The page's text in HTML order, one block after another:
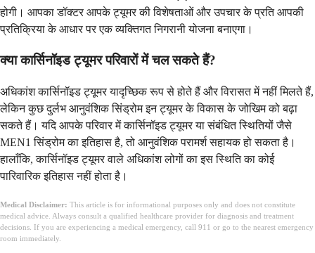
होगी। आपका डॉक्टर आपके ट्यूमर की विशेषताओं और उपचार के प्रति आपकी
प्रतिक्रिया के आधार पर एक व्यक्तिगत निगरानी योजना बनाएगा।
क्या कार्सिनॉइड ट्यूमर परिवारों में चल सकते हैं?
अधिकांश कार्सिनॉइड ट्यूमर यादृच्छिक रूप से होते हैं और विरासत में नहीं मिलते हैं,
लेकिन कुछ दुर्लभ आनुवंशिक सिंड्रोम इन ट्यूमर के विकास के जोखिम को बढ़ा
सकते हैं। यदि आपके परिवार में कार्सिनॉइड ट्यूमर या संबंधित स्थितियों जैसे
MEN1 सिंड्रोम का इतिहास है, तो आनुवंशिक परामर्श सहायक हो सकता है।
हालाँकि, कार्सिनॉइड ट्यूमर वाले अधिकांश लोगों का इस स्थिति का कोई
पारिवारिक इतिहास नहीं होता है।
Medical Disclaimer: This article is for informational purposes only and does not constitute
medical advice. Always consult a qualified healthcare provider for diagnosis and treatment
decisions. If you are experiencing a medical emergency, call 911 or go to the nearest emergency
room immediately.